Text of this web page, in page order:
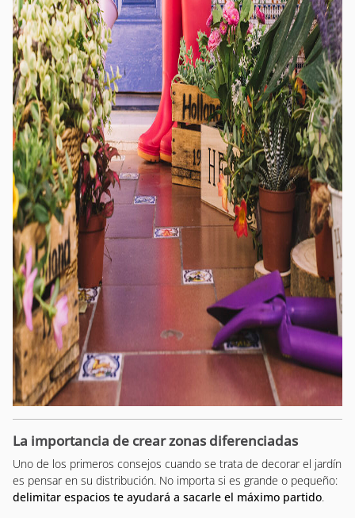
La importancia de crear zonas diferenciadas
Uno de los primeros consejos cuando se trata de decorar el jardín
es pensar en su distribución. No importa si es grande o pequeño:
delimitar espacios te ayudará a sacarle el máximo partido.